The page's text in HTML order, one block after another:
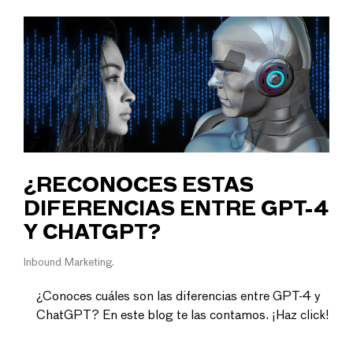
¿RECONOCES ESTAS
DIFERENCIAS ENTRE GPT-4
Y CHATGPT?
Inbound Marketing
¿Conoces cuáles son las diferencias entre GPT-4 y
ChatGPT? En este blog te las contamos. ¡Haz click!